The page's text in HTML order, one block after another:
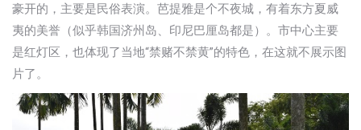
豪开的，主要是民俗表演。芭提雅是个不夜城，有着东方夏威
夷的美誉（似乎韩国济州岛、印尼巴厘岛都是）。市中心主要
是红灯区，也体现了当地“禁赌不禁黄”的特色，在这就不展示图
片了。